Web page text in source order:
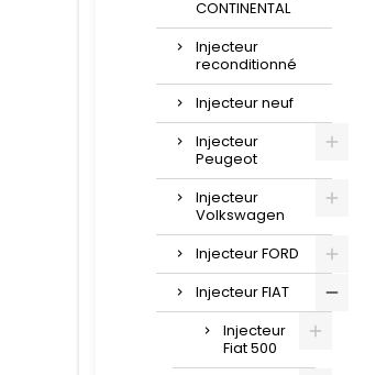
CONTINENTAL
Injecteur
reconditionné
Injecteur neuf
Injecteur
Peugeot
Injecteur
Volkswagen
Injecteur FORD
Injecteur FIAT
Injecteur
Fiat 500